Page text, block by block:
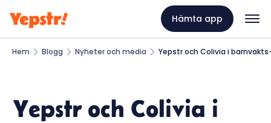
Hämta app
Hem Blogg Nyheter och media Yepstr och Colivia i
Yepstr och Colivia i